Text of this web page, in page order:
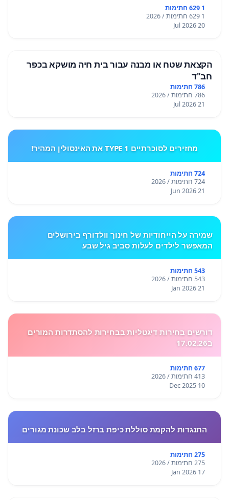
1 629 חתימות
1 629 חתימות / 2026
20 Jul 2026
הקצאת שטח או מבנה עבור בית חיה מושקא בכפר
חב"ד
786 חתימות
786 חתימות / 2026
21 Jul 2026
מחזירים לסוכרתיים TYPE 1 את האינסולין המהיר!
724 חתימות
724 חתימות / 2026
21 Jun 2026
שמירה על הייחודיות של חינוך וולדורף בירושלים
המאפשר לילדים לעלות סביב גיל שבע
543 חתימות
543 חתימות / 2026
21 Jan 2026
דורשים בחירות דיגטליות בבחירות להסתדרות המורים
ב17.02.26
677 חתימות
413 חתימות / 2026
10 Dec 2025
התנגדות להקמת סוללת כיפת ברזל בלב שכונת מגורים
275 חתימות
275 חתימות / 2026
17 Jan 2026